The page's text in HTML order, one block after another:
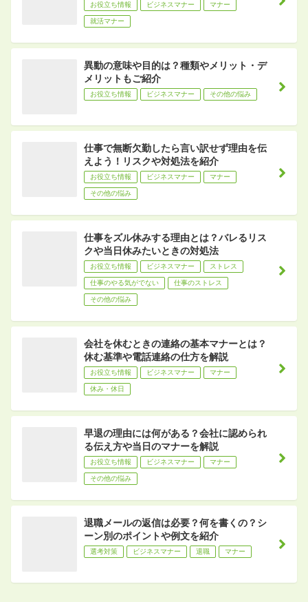
お役立ち情報 ビジネスマナー マナー
就活マナー
異動の意味や目的は？種類やメリット・デ
メリットもご紹介
お役立ち情報 ビジネスマナー その他の悩み
仕事で無断欠勤したら言い訳せず理由を伝
えよう！リスクや対処法を紹介
お役立ち情報 ビジネスマナー マナー
その他の悩み
仕事をズル休みする理由とは？バレるリス
クや当日休みたいときの対処法
お役立ち情報 ビジネスマナー ストレス
仕事のやる気がでない 仕事のストレス
その他の悩み
会社を休むときの連絡の基本マナーとは？
休む基準や電話連絡の仕方を解説
お役立ち情報 ビジネスマナー マナー
休み・休日
早退の理由には何がある？会社に認められ
る伝え方や当日のマナーを解説
お役立ち情報 ビジネスマナー マナー
その他の悩み
退職メールの返信は必要？何を書くの？シ
ーン別のポイントや例文を紹介
選考対策 ビジネスマナー 退職 マナー